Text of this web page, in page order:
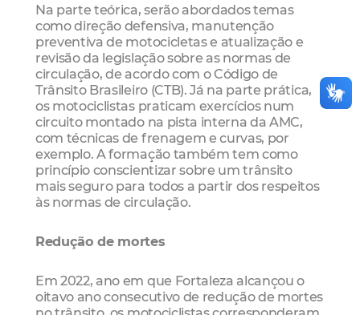
Na parte teórica, serão abordados temas
como direção defensiva, manutenção
preventiva de motocicletas e atualização e
revisão da legislação sobre as normas de
circulação, de acordo com o Código de
Trânsito Brasileiro (CTB). Já na parte prática,
os motociclistas praticam exercícios num
circuito montado na pista interna da AMC,
com técnicas de frenagem e curvas, por
exemplo. A formação também tem como
princípio conscientizar sobre um trânsito
mais seguro para todos a partir dos respeitos
às normas de circulação.
Redução de mortes
Em 2022, ano em que Fortaleza alcançou o
oitavo ano consecutivo de redução de mortes